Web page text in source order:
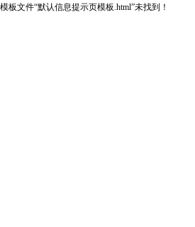
模板文件“默认信息提示页模板.html”未找到！